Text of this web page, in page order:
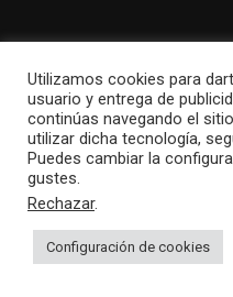
Utilizamos cookies para
usuario y entrega de
continúas navegando el
utilizar dicha tecnología,
Puedes cambiar la
gustes.
Rechazar.
Configuración de cookies